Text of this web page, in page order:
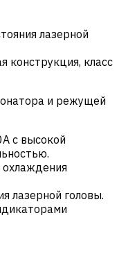
лазерной
конструкция, класс
и режущей
с высокой
лазерной головы.